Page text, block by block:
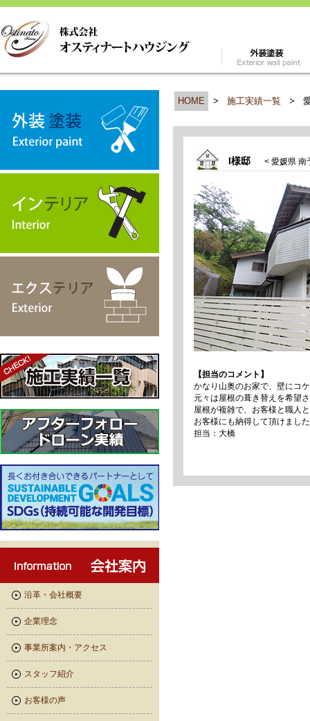
沿革・会社概要
企業理念
事業所案内・アクセス
スタッフ紹介
お客様の声
HOME > 施工実績一覧 >
I様邸 < 愛媛県 南
【担当のコメント】
かなり山奥のお家で、壁にコ
元々は屋根の葺き替えを希望
屋根が複雑で、お客様と職人
お客様にも納得して頂けまし
担当：大橋